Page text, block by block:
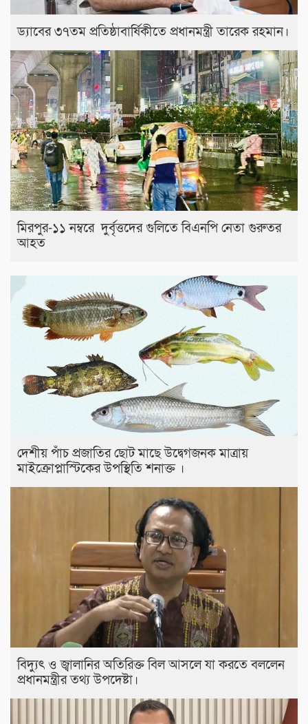
ড্যাবের ৩৭তম প্রতিষ্ঠাবার্ষিকীতে প্রধানমন্ত্রী তারেক রহমান।
মিরপুর-১১ নম্বরে দুর্বৃত্তদের গুলিতে বিএনপি নেতা গুরুতর
আহত
দেশীয় পাঁচ প্রজাতির ছোট মাছে উদ্বেগজনক মাত্রায়
মাইক্রোপ্লাস্টিকের উপস্থিতি শনাক্ত ।
বিদ্যুৎ ও জ্বালানির অতিরিক্ত বিল আসলে যা করতে বললেন
প্রধানমন্ত্রীর তথ্য উপদেষ্টা।